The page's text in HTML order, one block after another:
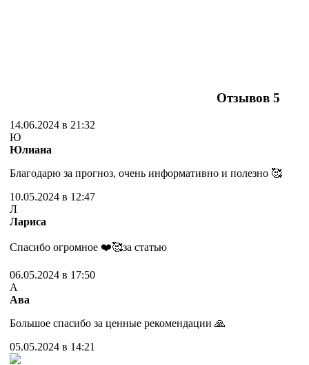
Отзывов 5
14.06.2024 в 21:32
Ю
Юлиана
Благодарю за прогноз, очень информативно и полезно 🥰
10.05.2024 в 12:47
Л
Лариса
Спасибо огромное ❤️🥰за статью
06.05.2024 в 17:50
А
Ава
Большое спасибо за ценные рекомендации 🙏
05.05.2024 в 14:21